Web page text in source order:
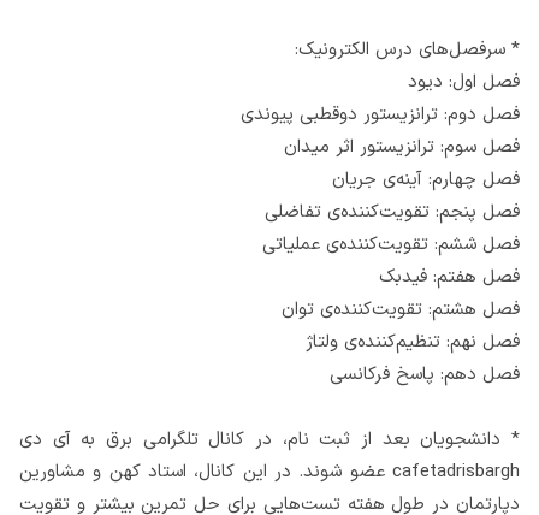
* سرفصل‌های درس الکترونیک:
فصل اول: دیود
فصل دوم: ترانزیستور دوقطبی پیوندی
فصل سوم: ترانزیستور اثر میدان
فصل چهارم: آینه‌ی جریان
فصل پنجم: تقویت‌کننده‌ی تفاضلی
فصل ششم: تقویت‌کننده‌ی عملیاتی
فصل هفتم: فیدبک
فصل هشتم: تقویت‌کننده‌ی توان
فصل نهم: تنظیم‌کننده‌ی ولتاژ
فصل دهم: پاسخ فرکانسی
* دانشجویان بعد از ثبت نام، در کانال تلگرامی برق به آی دی
cafetadrisbargh عضو شوند. در این کانال، استاد کهن و مشاورین
دپارتمان در طول هفته تست‌هایی برای حل تمرین بیشتر و تقویت